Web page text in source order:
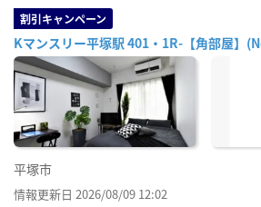
割引キャンペーン
Kマンスリー平塚駅 401・1R-【角部屋】
平塚市
情報更新日 2026/08/09 12:02